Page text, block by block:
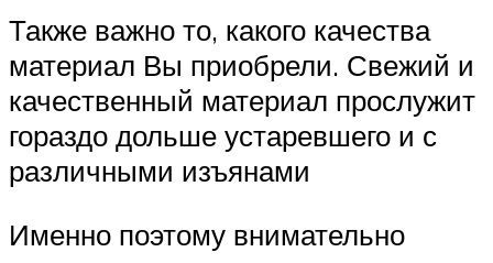
Также важно то, какого качества
материал Вы приобрели. Свежий и
качественный материал прослужит
гораздо дольше устаревшего и с
различными изъянами
Именно поэтому внимательно